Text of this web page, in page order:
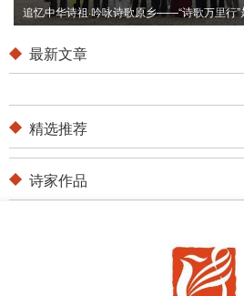
追忆中华诗祖·吟咏诗歌原乡——“诗歌万里行”
最新文章
精选推荐
诗家作品